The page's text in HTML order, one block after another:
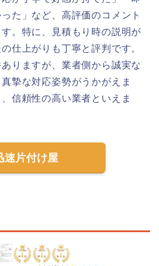
た」など、高評価のコメント
。特に、見積もり時の説明が
仕上がりも丁寧と評判です。
りますが、業者側から誠実な
摯な対応姿勢がうかがえま
信頼性の高い業者といえま
速片付け屋